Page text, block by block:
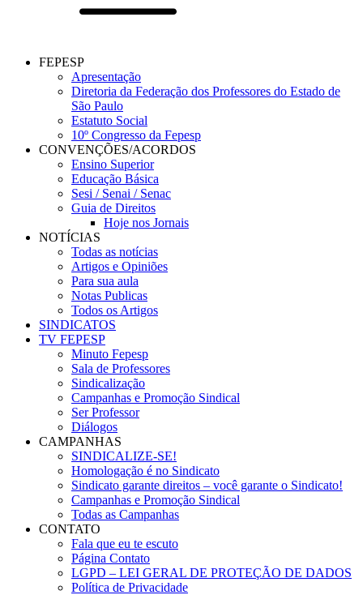
FEPESP
Apresentação
Diretoria da Federação dos Professores do Estado de
São Paulo
Estatuto Social
10º Congresso da Fepesp
CONVENÇÕES/ACORDOS
Ensino Superior
Educação Básica
Sesi / Senai / Senac
Guia de Direitos
Hoje nos Jornais
NOTÍCIAS
Todas as notícias
Artigos e Opiniões
Para sua aula
Notas Publicas
Todos os Artigos
SINDICATOS
TV FEPESP
Minuto Fepesp
Sala de Professores
Sindicalização
Campanhas e Promoção Sindical
Ser Professor
Diálogos
CAMPANHAS
SINDICALIZE-SE!
Homologação é no Sindicato
Sindicato garante direitos – você garante o Sindicato!
Campanhas e Promoção Sindical
Todas as Campanhas
CONTATO
Fala que eu te escuto
Página Contato
LGPD – LEI GERAL DE PROTEÇÃO DE DADOS
Política de Privacidade